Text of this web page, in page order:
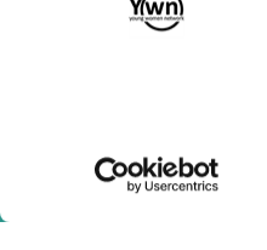
Iscriviti alla
Young Women Network